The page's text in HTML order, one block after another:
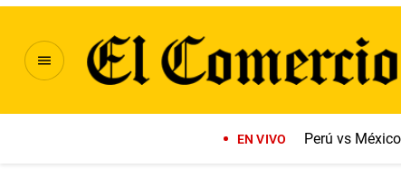
EN VIVO Perú vs México